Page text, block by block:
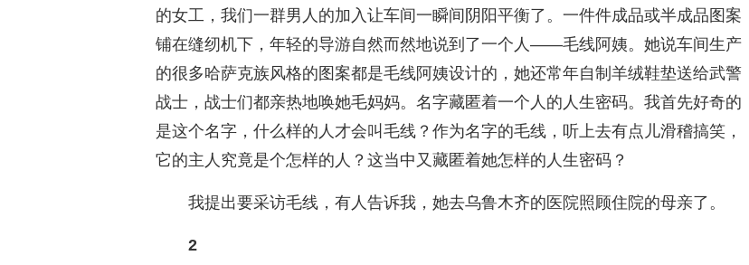
的女工，我们一群男人的加入让车间一瞬间阴阳平衡了。一件件成品或半成品图案
铺在缝纫机下，年轻的导游自然而然地说到了一个人——毛线阿姨。她说车间生产
的很多哈萨克族风格的图案都是毛线阿姨设计的，她还常年自制羊绒鞋垫送给武警
战士，战士们都亲热地唤她毛妈妈。名字藏匿着一个人的人生密码。我首先好奇的
是这个名字，什么样的人才会叫毛线？作为名字的毛线，听上去有点儿滑稽搞笑，
它的主人究竟是个怎样的人？这当中又藏匿着她怎样的人生密码？
我提出要采访毛线，有人告诉我，她去乌鲁木齐的医院照顾住院的母亲了。
2